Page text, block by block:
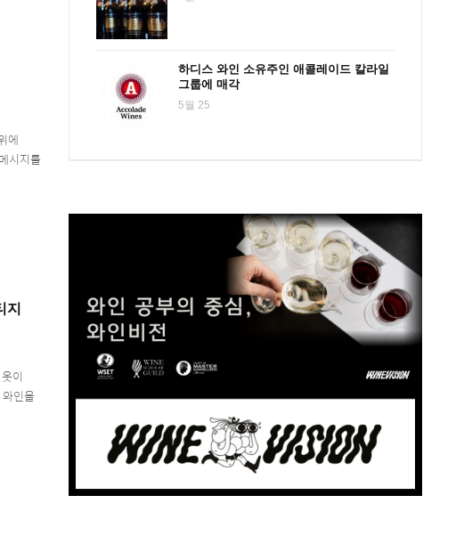
에
시지를
이
와인을
하디스 와인 소유주인 애콜레이드 칼라일
그룹에 매각
5월 25